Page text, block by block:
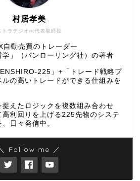
トラテジオ㈱代表取締役
村居孝美
動売買のトレーダー
学」（パンローリング社）の著者
225」+「トレード戦略プ
の高いトレードができる仕組みを
えたロジックを複数組み合わせ
利回りを上げる225先物のシステ
日々発信中。
Follow me ／